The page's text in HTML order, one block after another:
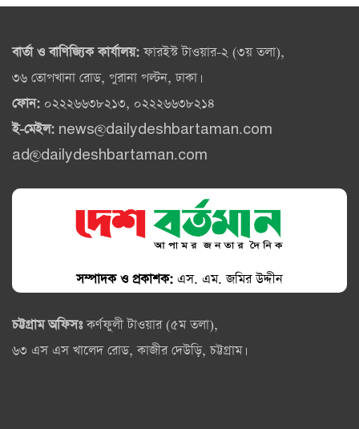
বার্তা ও বাণিজ্যিক কার্যালয়:ফারইস্ট টাওয়ার-২ (৩য় তলা),
৩৬ তোপখানা রোড, পুরানা পল্টন, ঢাকা।
ফোন: ০২২২৬৬৩৮২১৩, ০২২২৬৬৩৮২১৪
ই-মেইল: news@dailydeshbartaman.com
ad@dailydeshbartaman.com
সম্পাদক ও প্রকাশক: এস. এম. জমির উদ্দীন
চট্টগ্রাম অফিসঃকর্ণফুলী টাওয়ার (৫ম তলা),
৬৩ এস এস খালেদ রোড, কাজীর দেউড়ি, চট্টগ্রাম।